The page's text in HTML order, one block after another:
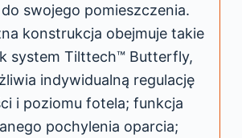
swojego pomieszczenia.
konstrukcja obejmuje takie
system Tilttech™ Butterfly,
indywidualną regulację
i poziomu fotela; funkcja
pochylenia oparcia;